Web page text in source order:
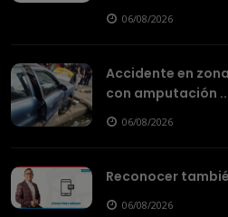
06/08/2026
Accidente en
con amputación
06/08/2026
Reconocer
06/08/2026